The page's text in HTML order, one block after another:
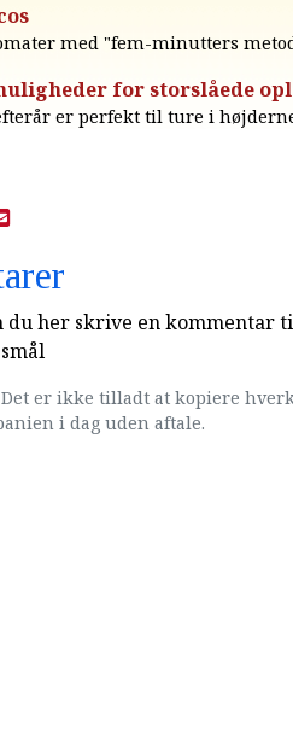
med "fem-minutters
for storslåede
er perfekt til ture i
du her skrive en kommentar
Det er ikke tilladt at kopiere
i dag uden aftale.